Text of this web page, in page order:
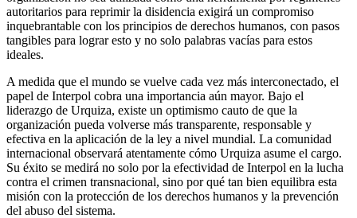
autoritarios para reprimir la disidencia exigirá un compromiso
inquebrantable con los principios de derechos humanos, con pasos
tangibles para lograr esto y no solo palabras vacías para estos
ideales.
A medida que el mundo se vuelve cada vez más interconectado, el
papel de Interpol cobra una importancia aún mayor. Bajo el
liderazgo de Urquiza, existe un optimismo cauto de que la
organización pueda volverse más transparente, responsable y
efectiva en la aplicación de la ley a nivel mundial. La comunidad
internacional observará atentamente cómo Urquiza asume el cargo.
Su éxito se medirá no solo por la efectividad de Interpol en la lucha
contra el crimen transnacional, sino por qué tan bien equilibra esta
misión con la protección de los derechos humanos y la prevención
del abuso del sistema.